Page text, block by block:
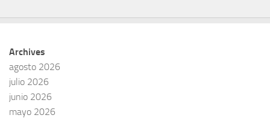
Archives
agosto 2026
julio 2026
junio 2026
mayo 2026